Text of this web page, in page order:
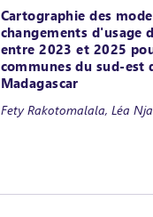
Cartographie des
changements d'usage
entre 2023 et 2025
communes du sud-est
Madagascar
Fety Rakotomalala, Léa